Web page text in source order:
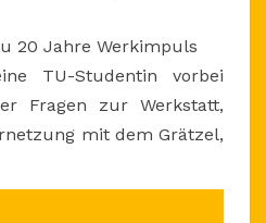
20 Jahre Werkimpuls
TU-Studentin vorbei
Fragen zur Werkstatt,
mit dem Grätzel,